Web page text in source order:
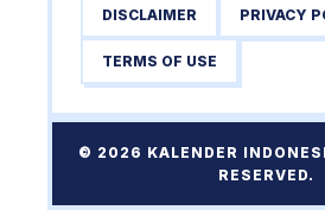
DISCLAIMER PRIVACY
TERMS OF USE
© 2026 KALENDER
RESERVED.